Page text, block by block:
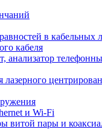
в кабельных
кабеля
анализатор
и Wi-Fi
витой пары и